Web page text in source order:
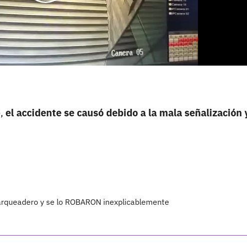
el accidente se causó debido a la mala señalización
y se lo ROBARON inexplicablemente